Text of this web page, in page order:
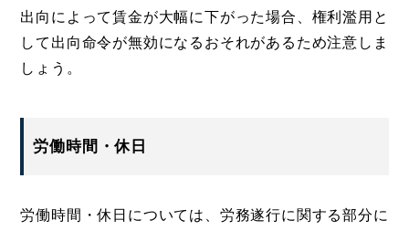
出向によって賃金が大幅に下がった場合、権利濫用と
して出向命令が無効になるおそれがあるため注意しま
しょう。
労働時間・休日
労働時間・休日については、労務遂行に関する部分に